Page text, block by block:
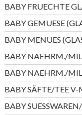
BABY FRUECHTE
BABY GEMUESE
BABY MENUES
BABY NAEHRM./
BABY NAEHRM./
BABY SÄFTE/TEE V-
BABY